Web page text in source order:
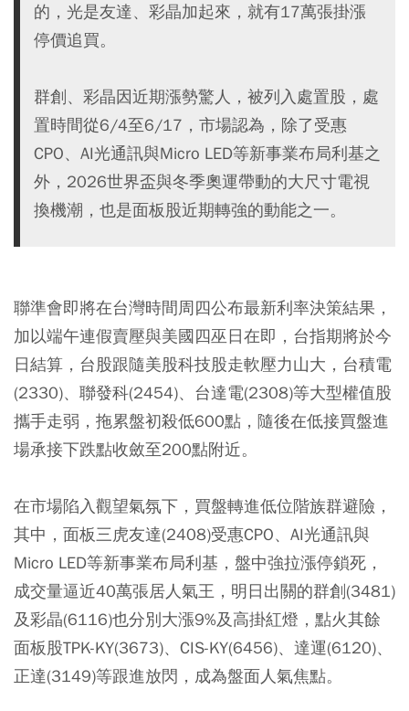
的，光是友達、彩晶加起來，就有17萬張掛漲
停價追買。
群創、彩晶因近期漲勢驚人，被列入處置股，處
置時間從6/4至6/17，市場認為，除了受惠
CPO、AI光通訊與Micro LED等新事業布局利基之
外，2026世界盃與冬季奧運帶動的大尺寸電視
換機潮，也是面板股近期轉強的動能之一。
聯準會即將在台灣時間周四公布最新利率決策結果，
加以端午連假賣壓與美國四巫日在即，台指期將於今
日結算，台股跟隨美股科技股走軟壓力山大，台積電
(2330)、聯發科(2454)、台達電(2308)等大型權值股
攜手走弱，拖累盤初殺低600點，隨後在低接買盤進
場承接下跌點收斂至200點附近。
在市場陷入觀望氣氛下，買盤轉進低位階族群避險，
其中，面板三虎友達(2408)受惠CPO、AI光通訊與
Micro LED等新事業布局利基，盤中強拉漲停鎖死，
成交量逼近40萬張居人氣王，明日出關的群創(3481)
及彩晶(6116)也分別大漲9%及高掛紅燈，點火其餘
面板股TPK-KY(3673)、CIS-KY(6456)、達運(6120)、
正達(3149)等跟進放閃，成為盤面人氣焦點。